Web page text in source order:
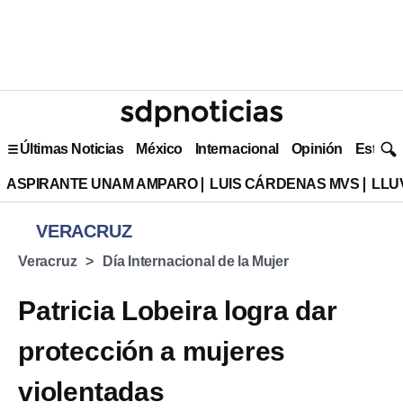
Últimas Noticias México Internacional Opinión Estilo
ASPIRANTE UNAM AMPARO LUIS CÁRDENAS MVS
VERACRUZ
Veracruz Día Internacional de la Mujer
Patricia Lobeira logra dar
protección a mujeres
violentadas